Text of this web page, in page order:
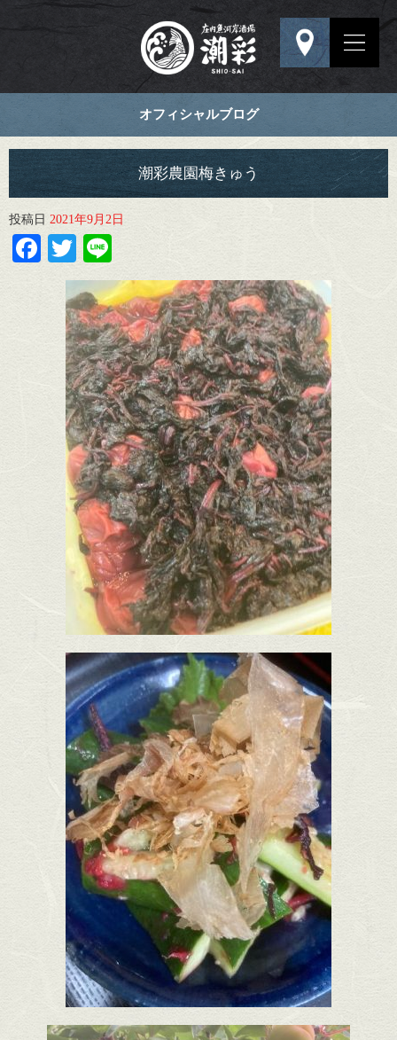
オフィシャルブログ
潮彩農園梅きゅう
投稿日 2021年9月2日
Facebook
Twitter